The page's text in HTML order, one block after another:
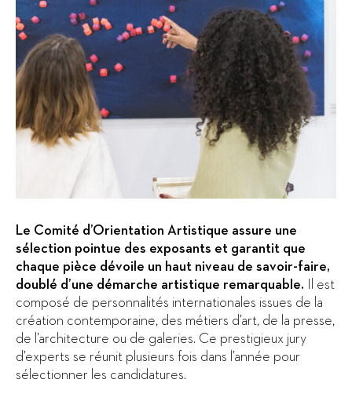
Le Comité d’Orientation Artistique assure une
sélection pointue des exposants et garantit que
chaque pièce dévoile un haut niveau de savoir-faire,
doublé d’une démarche artistique remarquable. Il est
composé de personnalités internationales issues de la
création contemporaine, des métiers d’art, de la presse,
de l’architecture ou de galeries. Ce prestigieux jury
d’experts se réunit plusieurs fois dans l’année pour
sélectionner les candidatures.